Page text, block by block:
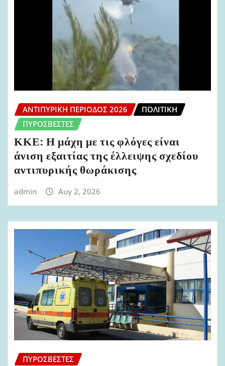
ΑΝΤΙΠΥΡΙΚΉ ΠΕΡΊΟΔΟΣ 2026
ΠΟΛΙΤΙΚΉ
ΠΥΡΟΣΒΈΣΤΕΣ
ΚΚΕ: Η μάχη με τις φλόγες είναι
άνιση εξαιτίας της έλλειψης σχεδίου
αντιπυρικής θωράκισης
admin Αυγ 2, 2026
ΠΥΡΟΣΒΈΣΤΕΣ